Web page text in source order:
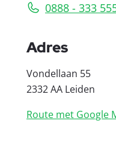
0888 - 333
Adres
Vondellaan 55
2332 AA Leiden
Route met Google